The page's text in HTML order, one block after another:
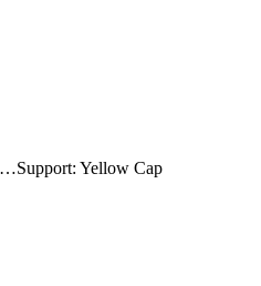
Yellow Cap